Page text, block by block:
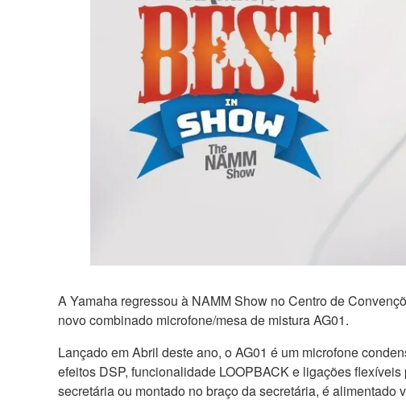
A Yamaha regressou à NAMM Show no Centro de
novo combinado microfone/mesa de mistura AG01.
Lançado em Abril deste ano, o AG01 é um microfone
efeitos DSP, funcionalidade LOOPBACK e ligações
secretária ou montado no braço da secretária, é